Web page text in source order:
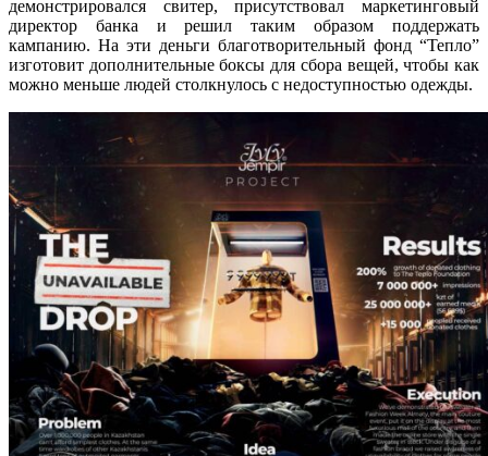
демонстрировался свитер, присутствовал маркетинговый
директор банка и решил таким образом поддержать
кампанию. На эти деньги благотворительный фонд “Тепло”
изготовит дополнительные боксы для сбора вещей, чтобы как
можно меньше людей столкнулось с недоступностью одежды.